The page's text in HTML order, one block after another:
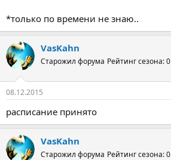
*только по времени не знаю..
VasKahn
Старожил форума Рейтинг сезона: 0
08.12.2015
расписание принято
VasKahn
Старожил форума Рейтинг сезона: 0